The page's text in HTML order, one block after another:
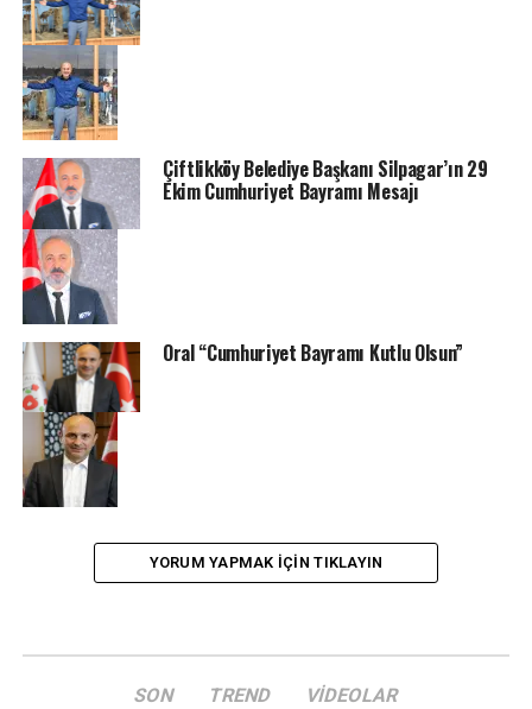
Çiftlikköy Belediye Başkanı Silpagar’ın 29
Ekim Cumhuriyet Bayramı Mesajı
Oral “Cumhuriyet Bayramı Kutlu Olsun”
YORUM YAPMAK IÇIN TIKLAYIN
SON TREND VIDEOLAR